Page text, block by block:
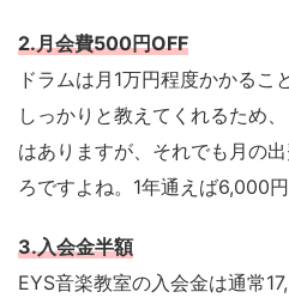
2.月会費500円OFF
ドラムは月1万円程度かかるこ
しっかりと教えてくれるため
はありますが、それでも月の
ろですよね。1年通えば6,000円
3.入会金半額
EYS音楽教室の入会金は通常